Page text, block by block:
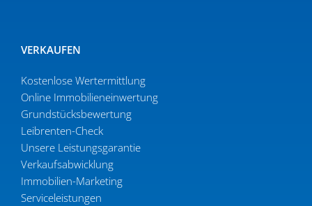
VERKAUFEN
Kostenlose Wertermittlung
Online Immobi­li­en­ein­wertung
Grund­stücks­be­wertung
Leibrenten-Check
Unsere Leistungsgarantie
Verkaufs­ab­wicklung
Immobilien-Marketing
Serviceleistungen